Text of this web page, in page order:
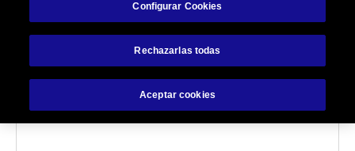
Consejos de
ciberseguridad para
empresas de Life Science
Configurar Cookies
Rechazarlas todas
Aceptar cookies